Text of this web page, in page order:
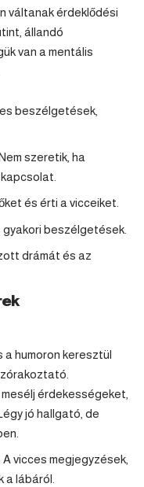
váltanak érdeklődési
állandó
van a mentális
beszélgetések,
szeretik, ha
és érti a vicceiket.
beszélgetések.
drámát és az
humoron keresztül
érdekességeket,
jó hallgató, de
A vicces megjegyzések,
a lábáról.